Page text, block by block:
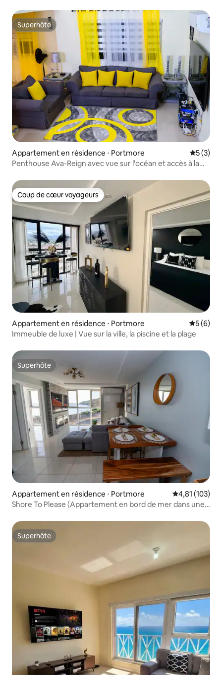
Superhôte
Superhôte
Appartement en résidence ⋅ Portmore
5 (3)
Penthouse Ava-Reign avec vue sur l'océan et accès à la
Coup de cœur voyageurs
Coup de cœur voyageurs
Appartement en résidence ⋅ Portmore
5 (6)
Immeuble de luxe | Vue sur la ville, la piscine et la plage
Superhôte
Superhôte
Appartement en résidence ⋅ Portmore Évaluation
4,81 (103)
Shore To Please (Appartement en bord de mer dans une
Superhôte
Superhôte